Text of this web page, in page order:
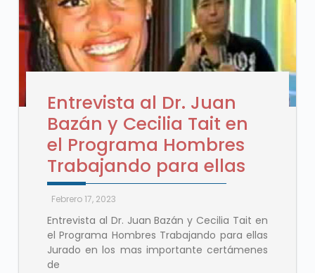
Entrevista al Dr. Juan
Bazán y Cecilia Tait en
el Programa Hombres
Trabajando para ellas
Febrero 17, 2023
Entrevista al Dr. Juan Bazán y Cecilia Tait en
el Programa Hombres Trabajando para ellas
Jurado en los mas importante certámenes
de